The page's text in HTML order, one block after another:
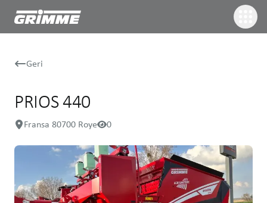
Geri
PRIOS 440
Fransa 80700 Roye 0